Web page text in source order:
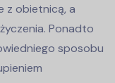
z obietnicą, a
Ponadto
sposobu